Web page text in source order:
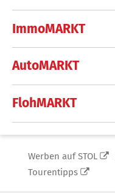
ImmoMARKT
AutoMARKT
FlohMARKT
Werben auf STOL
Tourentipps